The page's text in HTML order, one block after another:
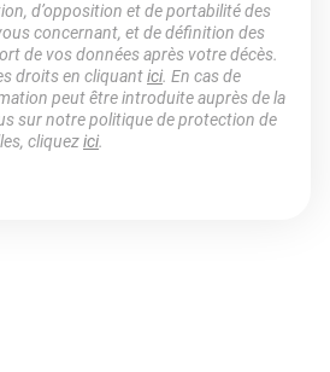
d’opposition et de portabilité des
concernant, et de définition des
de vos données après votre décès.
droits en cliquantici. En cas de
peut être introduite auprès de la
sur notre politique de protection de
cliquezici.